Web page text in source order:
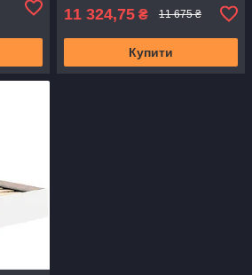
11 324,75 ₴ 11 675 ₴
Купити